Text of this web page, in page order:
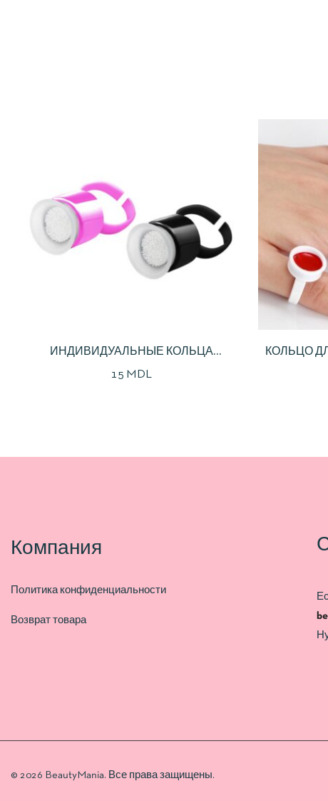
ИНДИВИДУАЛЬНЫЕ КОЛЬЦА
СТЕРИЛЬНЫЕ ДЛЯ ПИГМЕНТА
15 MDL
КОЛЬЦО
Компания
Политика конфиденциальности
Возврат товара
© 2026 BeautyMania. Все права защищены.